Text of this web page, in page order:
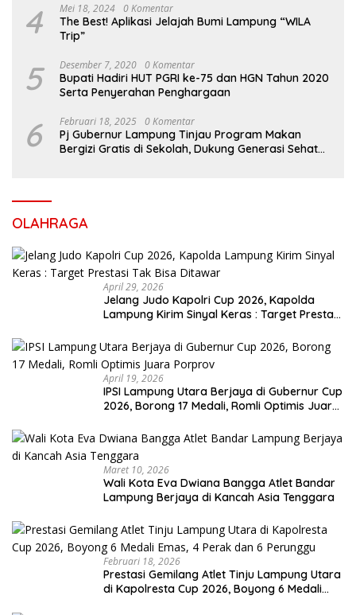
4 Mei 18, 2024 0 Komentar
The Best! Aplikasi Jelajah Bumi Lampung “WILA
Trip”
5 Desember 7, 2020 0 Komentar
Bupati Hadiri HUT PGRI ke-75 dan HGN Tahun 2020
Serta Penyerahan Penghargaan
6 Februari 18, 2025 0 Komentar
Pj Gubernur Lampung Tinjau Program Makan
Bergizi Gratis di Sekolah, Dukung Generasi Sehat
OLAHRAGA
April 29, 2026
Jelang Judo Kapolri Cup 2026, Kapolda
Lampung Kirim Sinyal Keras : Target Prestasi
April 19, 2026
IPSI Lampung Utara Berjaya di Gubernur Cup
2026, Borong 17 Medali, Romli Optimis Juara
Maret 10, 2026
Wali Kota Eva Dwiana Bangga Atlet Bandar
Lampung Berjaya di Kancah Asia Tenggara
Februari 18, 2026
Prestasi Gemilang Atlet Tinju Lampung Utara
di Kapolresta Cup 2026, Boyong 6 Medali